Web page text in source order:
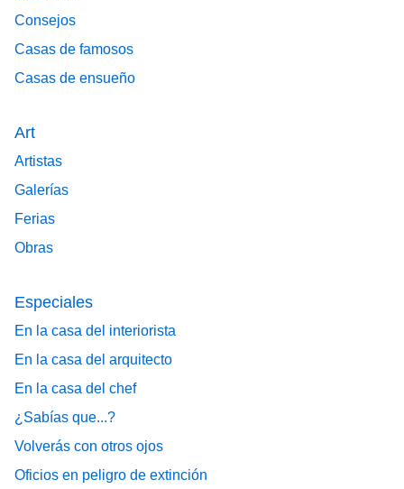
Consejos
Casas de famosos
Casas de ensueño
Art
Artistas
Galerías
Ferias
Obras
Especiales
En la casa del interiorista
En la casa del arquitecto
En la casa del chef
¿Sabías que...?
Volverás con otros ojos
Oficios en peligro de extinción